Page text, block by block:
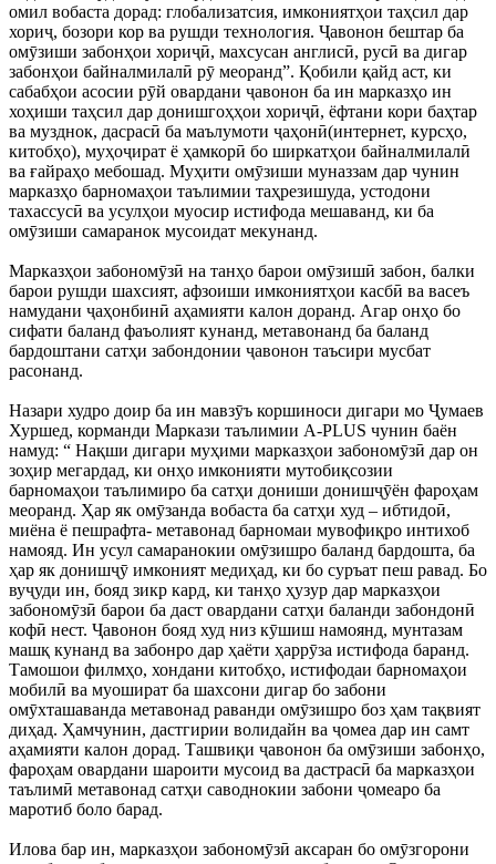
омил вобаста дорад: глобализатсия, имкониятҳои таҳсил дар
хориҷ, бозори кор ва рушди технология. Ҷавонон бештар ба
омӯзиши забонҳои хориҷӣ, махсусан англисӣ, русӣ ва дигар
забонҳои байналмилалӣ рӯ меоранд”. Қобили қайд аст, ки
сабабҳои асосии рӯй овардани ҷавонон ба ин марказҳо ин
хоҳиши таҳсил дар донишгоҳҳои хориҷӣ, ёфтани кори баҳтар
ва музднок, дасрасӣ ба маълумоти ҷаҳонӣ(интернет, курсҳо,
китобҳо), муҳоҷират ё ҳамкорӣ бо ширкатҳои байналмилалӣ
ва ғайраҳо мебошад. Муҳити омӯзиши муназзам дар чунин
марказҳо барномаҳои таълимии таҳрезишуда, устодони
тахассусӣ ва усулҳои муосир истифода мешаванд, ки ба
омӯзиши самаранок мусоидат мекунанд.
Марказҳои забономӯзӣ на танҳо барои омӯзишӣ забон, балки
барои рушди шахсият, афзоиши имкониятҳои касбӣ ва васеъ
намудани ҷаҳонбинӣ аҳамияти калон доранд. Агар онҳо бо
сифати баланд фаъолият кунанд, метавонанд ба баланд
бардоштани сатҳи забондонии ҷавонон таъсири мусбат
расонанд.
Назари худро доир ба ин мавзӯъ коршиноси дигари мо Ҷумаев
Хуршед, корманди Маркази таълимии A-PLUS чунин баён
намуд: “ Нақши дигари муҳими марказҳои забономӯзӣ дар он
зоҳир мегардад, ки онҳо имконияти мутобиқсозии
барномаҳои таълимиро ба сатҳи дониши донишҷӯён фароҳам
меоранд. Ҳар як омӯзанда вобаста ба сатҳи худ – ибтидоӣ,
миёна ё пешрафта- метавонад барномаи мувофиқро интихоб
намояд. Ин усул самаранокии омӯзишро баланд бардошта, ба
ҳар як донишҷӯ имконият медиҳад, ки бо суръат пеш равад. Бо
вуҷуди ин, бояд зикр кард, ки танҳо ҳузур дар марказҳои
забономӯзӣ барои ба даст овардани сатҳи баланди забондонӣ
кофӣ нест. Ҷавонон бояд худ низ кӯшиш намоянд, мунтазам
машқ кунанд ва забонро дар ҳаёти ҳаррӯза истифода баранд.
Тамошои филмҳо, хондани китобҳо, истифодаи барномаҳои
мобилӣ ва муошират ба шахсони дигар бо забони
омӯхташаванда метавонад раванди омӯзишро боз ҳам тақвият
диҳад. Ҳамчунин, дастгирии волидайн ва ҷомеа дар ин самт
аҳамияти калон дорад. Ташвиқи ҷавонон ба омӯзиши забонҳо,
фароҳам овардани шароити мусоид ва дастрасӣ ба марказҳои
таълимӣ метавонад сатҳи саводнокии забони ҷомеаро ба
маротиб боло барад.
Илова бар ин, марказҳои забономӯзӣ аксаран бо омӯзгорони